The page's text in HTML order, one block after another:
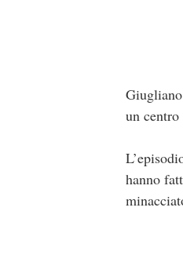
un
hanno